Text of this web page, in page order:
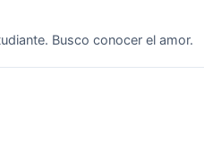
Busco conocer el amor.